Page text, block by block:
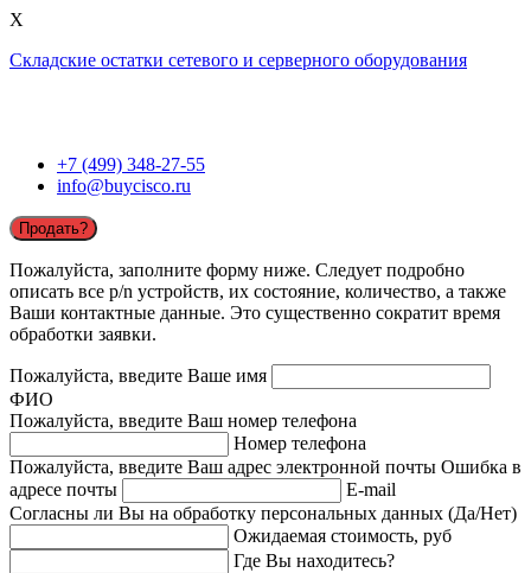
X
Складские остатки сетевого и серверного оборудования
+7 (499) 348-27-55
info@buycisco.ru
Продать?
Пожалуйста, заполните форму ниже. Следует подробно
описать все p/n устройств, их состояние, количество, а также
Ваши контактные данные. Это существенно сократит время
обработки заявки.
Пожалуйста, введите Ваше имя
ФИО
Пожалуйста, введите Ваш номер телефона
Номер телефона
Пожалуйста, введите Ваш адрес электронной почты Ошибка в
адресе почты
E-mail
Согласны ли Вы на обработку персональных данных (Да/Нет)
Ожидаемая стоимость, руб
Где Вы находитесь?